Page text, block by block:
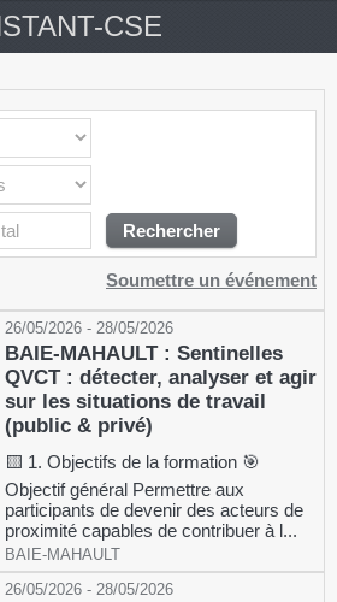
CSE
Soumettre un événement
26/05/2026 - 28/05/2026
BAIE-MAHAULT : Sentinelles
QVCT : détecter, analyser et agir
sur les situations de travail
(public & privé)
🟨 1. Objectifs de la formation 🎯
Objectif général Permettre aux
participants de devenir des acteurs de
proximité capables de contribuer à l...
BAIE-MAHAULT
26/05/2026 - 28/05/2026